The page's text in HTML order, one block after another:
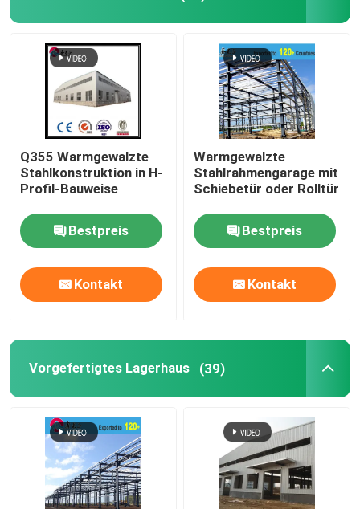
Stahlkonstruktions-Werkstatt
Stahlkonstruktionsbau
Vorgefertigtes Lagerhaus
Viehzucht-Farmhaus
Bürogebäude mit Stahlrahmen
Strukturhalter aus Stahl
Vorgefertigte Häuser aus Stahl
Stahlbaustoff
Eischicht-Hühnerkäfig
Q355 Warmgewalzte
Stahlkonstruktion in H-
Profil-Bauweise
Bestpreis
Kontakt
Warmgewalzte
Stahlrahmengarage mit
Schiebetür oder Rolltür
Bestpreis
Kontakt
Vorgefertigtes Lagerhaus (39)